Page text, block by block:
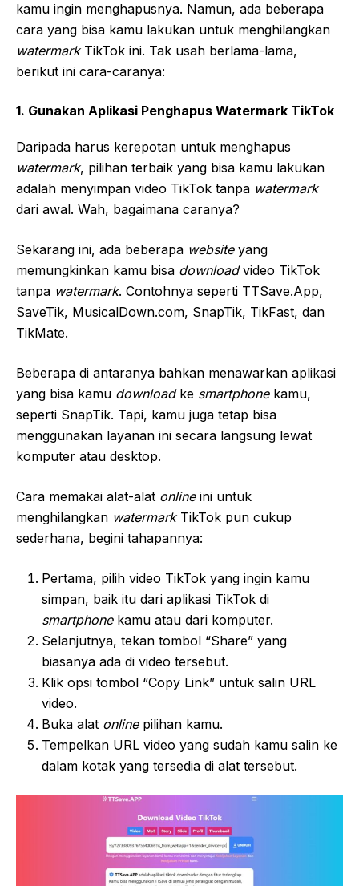
kamu ingin menghapusnya. Namun, ada beberapa
cara yang bisa kamu lakukan untuk menghilangkan
watermark TikTok ini. Tak usah berlama-lama,
berikut ini cara-caranya:
1. Gunakan Aplikasi Penghapus Watermark TikTok
Daripada harus kerepotan untuk menghapus
watermark, pilihan terbaik yang bisa kamu lakukan
adalah menyimpan video TikTok tanpa watermark
dari awal. Wah, bagaimana caranya?
Sekarang ini, ada beberapa website yang
memungkinkan kamu bisa downloadvideo TikTok
tanpa watermark. Contohnya seperti TTSave.App,
SaveTik, MusicalDown.com, SnapTik, TikFast, dan
TikMate.
Beberapa di antaranya bahkan menawarkan aplikasi
yang bisa kamu download ke smartphonekamu,
seperti SnapTik. Tapi, kamu juga tetap bisa
menggunakan layanan ini secara langsung lewat
komputer atau desktop.
Cara memakai alat-alat online ini untuk
menghilangkan watermark TikTok pun cukup
sederhana, begini tahapannya:
Pertama, pilih video TikTok yang ingin kamu
simpan, baik itu dari aplikasi TikTok di
smartphone kamu atau dari komputer.
Selanjutnya, tekan tombol “Share” yang
biasanya ada di video tersebut.
Klik opsi tombol “Copy Link” untuk salin URL
video.
Buka alat online pilihan kamu.
Tempelkan URL video yang sudah kamu salin ke
dalam kotak yang tersedia di alat tersebut.